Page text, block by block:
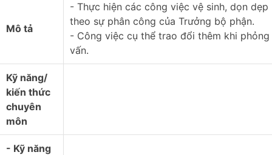
Mô tả
- Thực hiện các công việc vệ sinh, dọn dẹp
theo sự phân công của Trưởng bộ phận.
- Công việc cụ thể trao đổi thêm khi phỏng
vấn.
Kỹ năng/
kiến thức
chuyên
môn
- Kỹ năng